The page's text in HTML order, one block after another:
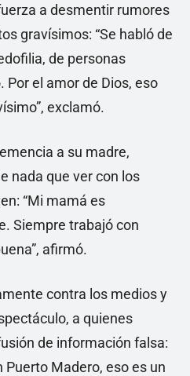
a desmentir rumores
gravísimos: “Se habló de
de personas
el amor de Dios, eso
exclamó.
a su madre,
nada que ver con los
“Mi mamá es
Siempre trabajó con
afirmó.
contra los medios y
a quienes
de información falsa:
Puerto Madero, eso es un